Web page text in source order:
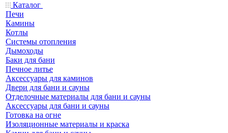
Каталог
Печи
Камины
Котлы
Системы отопления
Дымоходы
Баки для бани
Печное литье
Аксессуары для каминов
Двери для бани и сауны
Отделочные материалы для бани и сауны
Аксессуары для бани и сауны
Готовка на огне
Изоляционные материалы и краска